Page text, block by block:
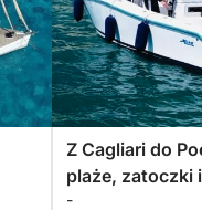
Z Cagliari do
plaże, zatoczki
szaleństwa
-